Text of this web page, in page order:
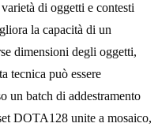
di oggetti e contesti
la capacità di un
dimensioni degli oggetti,
tecnica può essere
un batch di addestramento
DOTA128 unite a mosaico,